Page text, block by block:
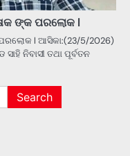
ଙ୍କ ପରଲୋକ l
l ଆସିକା:(23/5/2026)
ନିବାସୀ ତଥା ପୂର୍ବତନ